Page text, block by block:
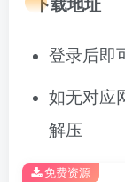
登录后即
如无对应
解压
免费资源